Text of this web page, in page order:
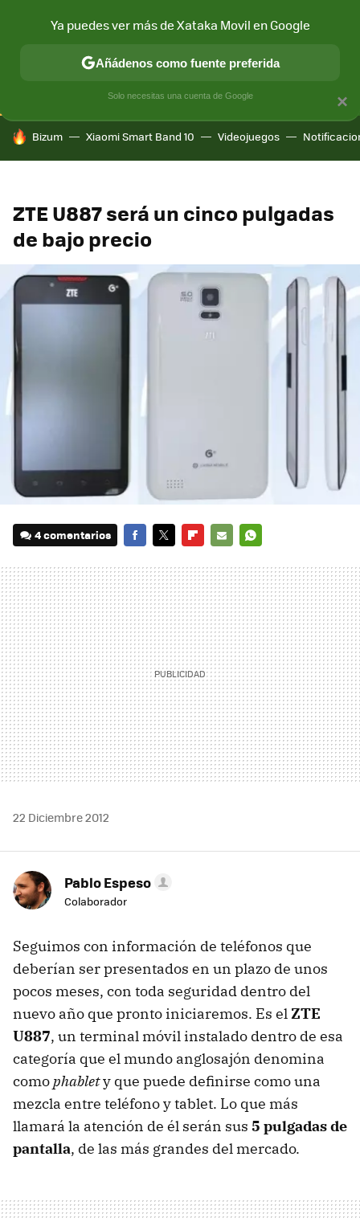
CONECTIVIDAD MÓVIL Y SOCIEDAD APLICACIONES
HOY SE HABLA DE
Bizum Xiaomi Smart Band 10 Videojuegos
ZTE U887 será un cinco pulgadas
de bajo precio
4 comentarios
MAIL
22 Diciembre 2012
Pablo Espeso
Colaborador
Seguimos con información de teléfonos que
deberían ser presentados en un plazo de unos
pocos meses, con toda seguridad dentro del
nuevo año que pronto iniciaremos. Es elZTE
U887, un terminal móvil instalado dentro de esa
categoría que el mundo anglosajón denomina
comophablety que puede definirse como una
mezcla entre teléfono y tablet. Lo que más
llamará la atención de él serán sus 5 pulgadas de
pantalla, de las más grandes del mercado.
×
Ya puedes ver más de Xataka Movil en Google
Añádenos como fuente preferida
Solo necesitas una cuenta de Google